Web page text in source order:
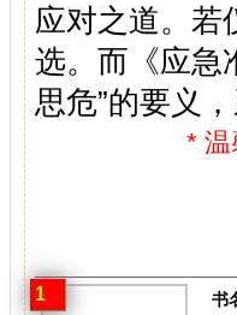
应对之道。若
选。而《应急
思危”的要义
* 温
1 书